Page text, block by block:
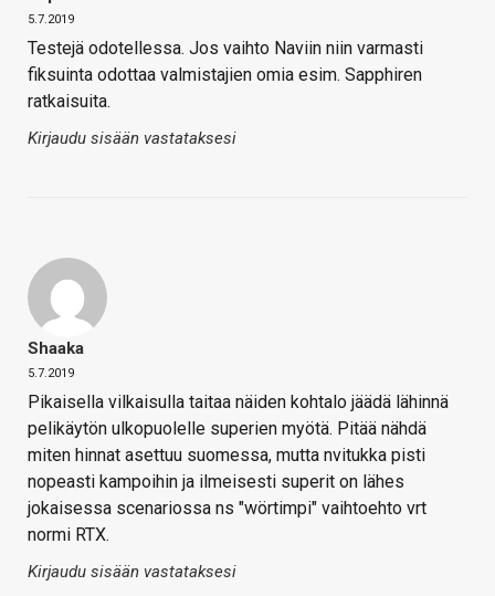
5.7.2019
Testejä odotellessa. Jos vaihto Naviin niin varmasti
fiksuinta odottaa valmistajien omia esim. Sapphiren
ratkaisuita.
Kirjaudu sisään vastataksesi
Shaaka
5.7.2019
Pikaisella vilkaisulla taitaa näiden kohtalo jäädä lähinnä
pelikäytön ulkopuolelle superien myötä. Pitää nähdä
miten hinnat asettuu suomessa, mutta nvitukka pisti
nopeasti kampoihin ja ilmeisesti superit on lähes
jokaisessa scenariossa ns "wörtimpi" vaihtoehto vrt
normi RTX.
Kirjaudu sisään vastataksesi